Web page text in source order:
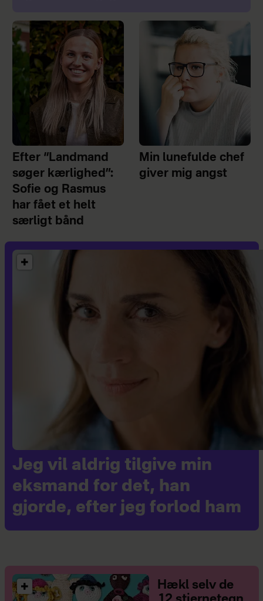
Efter “Landmand
søger kærlighed”:
Sofie og Rasmus
har fået et helt
særligt bånd
Min lunefulde chef
giver mig angst
Jeg vil aldrig tilgive min
eksmand for det, han
gjorde, efter jeg forlod ham
Hækl selv de